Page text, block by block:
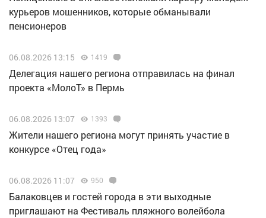
курьеров мошенников, которые обманывали
пенсионеров
06.08.2026 13:15 1419
Делегация нашего региона отправилась на финал
проекта «МолоТ» в Пермь
06.08.2026 13:07 1393
Жители нашего региона могут принять участие в
конкурсе «Отец года»
06.08.2026 11:07 950
Балаковцев и гостей города в эти выходные
приглашают на Фестиваль пляжного волейбола